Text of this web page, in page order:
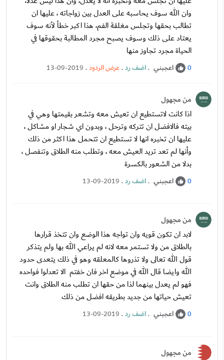
وان الله سوف يحاسبه على العدل بين زواجاته ، عليها ان
تطالب بحقها وتجلس مغلقة الفم، هذا اكبر خطأ لأنه سوف
يعتاد على ذلك وسوف يصبح مجرد المطالبة بحقوقها في
الحياة مجرد تجاوز منها
0 اعجبني .اضف رد.عرض الردود.
13-09-2019
من مجهول
اذا كانت لاتستطيع ان تعيش معه وتشعر بقيمتها وهي في
بيته فالافضل ان تتركه وترحل ، وبدون اي شجار او مشاكل ،
عليها ان تخبره انها لا تستطيع ان تتحمل هذا اكثر من ذلك
وأنها لم تعد تريد العيش معه ، وتطلب منه الطلاق وتنفصل ،
بدلا من الشعور بالكسرة
0 اعجبني .اضف رد.
13-09-2019
من مجهول
لابد ان تكون قويه وان تواجه هذا الوضع وان تتخذ قرارها
بالطلاق من ولا تستمر معه لانه لم يراعي الله بها ولم يتذكر
قول الله تعالى ولا تذروها كالمعلقه وهو في ذلك يتعدى حدود
الله وايضا قال الله في موضع اخر فان خفتم الا تعدلوا فواحده
فهو لم يعدل بينهما لذا من حقها ان تطلب منه الطلاق وانت
تعيش حياتها من جديد بطريقه افضل من ذلك
0 اعجبني .اضف رد.
13-09-2019
من مجهول